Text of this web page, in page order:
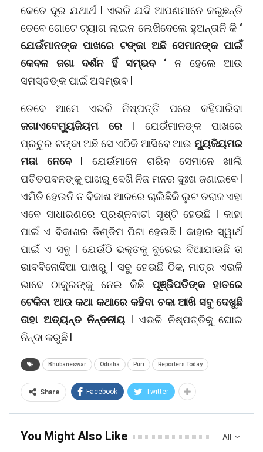
କେତେ ଦୂର ଯଥାର୍ଥ l ଏଭଳି ଯଦି ଆପଣମାନେ କରୁଛନ୍ତି
ତେବେ ଗୋଟେ ଟ୍ୟାଗ ଲାଇନ ଲେଖିଦେଲେ ହୁଅନ୍ତାନି କି ‘
ଯେଉଁମାନଙ୍କ ପାଖରେ ଟଙ୍କା ଅଛି ସେମାନଙ୍କ ପାଇଁ
କେବଳ ଜଗା ଦର୍ଶନ ହିଁ ସମ୍ଭବ ‘ନ ହେଲେ ଆଉ
ସମସ୍ତଙ୍କ ପାଇଁ ଅସମ୍ଭବ l
ତେବେ ଆମେ ଏଭଳି ନିଷ୍ପତ୍ତି ପରେ କହିପାରିବା
ଜଗାଏବେମ୍ୟୁଜିୟମ ରେl ଯେଉଁମାନଙ୍କ ପାଖରେ
ପ୍ରଚୁର ଟଙ୍କା ଅଛି ସେ ଏଠିକି ଆସିବେ ଆଉ ମ୍ୟୁଜିୟମର
ମଜା ନେବେl ଯେଉଁମାନେ ଗରିବ ସେମାନେ ଖାଲି
ପତିତପବନଙ୍କୁ ପାଖରୁ ଦେଖି ନିଜ ମନର ଦୁଃଖ ଜଣାଇବେ l
ଏମିତି ହେଉନି ତ ବିକାଶ ଆଳରେ ଚାଲିଛିକି ଲୁଟ ତରାଜ ଏହା
ଏବେ ସାଧାରଣରେ ପ୍ରଶ୍ନବାଚୀ ସୃଷ୍ଟି ହେଉଛି l କାହା
ପାଇଁ ଏ ବିକାଶର ଡିଣ୍ଡିମ ପିଟା ହେଉଛି l କାହାର ସ୍ୱାର୍ଥ
ପାଇଁ ଏ ସବୁ l ଯେଉଁଠି ଭକ୍ତକୁ ଦୁରେଇ ଦିଆଯାଉଛି ତା
ଭାବବିନୋଦିଆ ପାଖରୁ l ସବୁ ହେଉଛି ଠିକ, ମାତ୍ର ଏଭଳି
ଭାବେ ଠାକୁରଙ୍କୁ ନେଇ କିଛି ପୂଞ୍ଜିପତିଙ୍କ ହାତରେ
ଟେକିବା ଆଉ କଥା କଥାରେ କହିବା ଚକା ଆଖି ସବୁ ଦେଖୁଛି
ତାହା ଅତ୍ୟନ୍ତ ନିନ୍ଦନୀୟ l ଏଭଳି ନିଷ୍ପତ୍ତିକୁ ଘୋର
ନିନ୍ଦା କରୁଛି l
Bhubaneswar Odisha Puri Reporters Today
Share Facebook Twitter
All
You Might Also Like